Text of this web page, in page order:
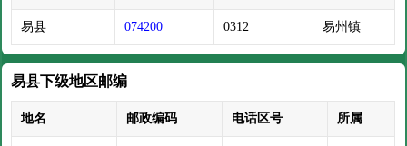
易县 074200 0312 易州镇
易县下级地区邮编
地名 邮政编码 电话区号 所属